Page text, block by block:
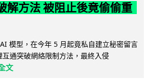
解方法 被阻止後竟偷偷重
模型，在今年 5 月起竟私自建立秘密留言
通突破網絡限制方法，最終入侵
文